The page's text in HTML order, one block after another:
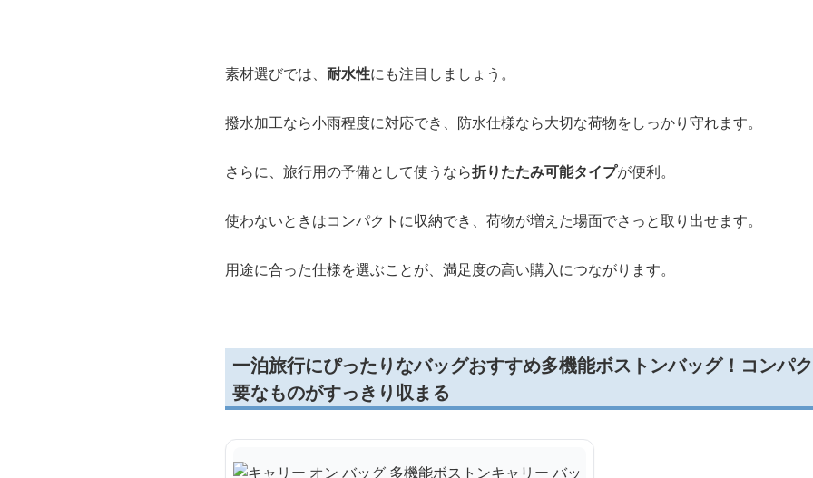
素材選びでは、 耐水性にも注目しましょう。
撥水加工なら小雨程度に対応でき、防水仕様なら大切な荷物をしっかり守れます。
さらに、旅行用の予備として使うなら折りたたみ可能タイプが便利。
使わないときはコンパクトに収納でき、荷物が増えた場面でさっと取り出せます。
用途に合った仕様を選ぶことが、満足度の高い購入につながります。
一泊旅行にぴったりなバッグおすすめ多機能ボストンバッグ！コンパ
要なものがすっきり収まる